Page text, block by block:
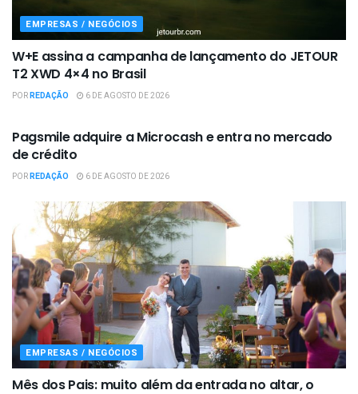
EMPRESAS / NEGÓCIOS
W+E assina a campanha de lançamento do JETOUR
T2 XWD 4×4 no Brasil
PORREDAÇÃO 6 DE AGOSTO DE 2026
Pagsmile adquire a Microcash e entra no mercado
de crédito
PORREDAÇÃO 6 DE AGOSTO DE 2026
EMPRESAS / NEGÓCIOS
Mês dos Pais: muito além da entrada no altar, o